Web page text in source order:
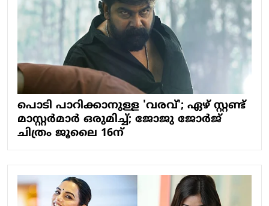
പൊടി പാറിക്കാനുള്ള 'വരവ്'; ഏഴ് സ്റ്റണ്ട്
മാസ്റ്റർമാർ ഒരുമിച്ച്; ജോജു ജോർജ്
ചിത്രം ജൂലൈ 16ന്